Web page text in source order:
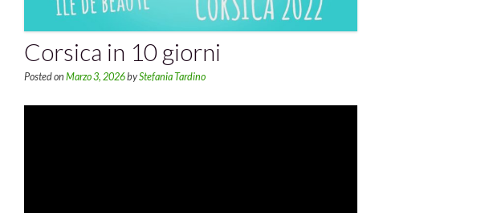
Corsica in 10 giorni
Posted on Marzo 3, 2026byStefania Tardino